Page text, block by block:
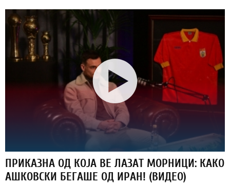
ПРИКАЗНА ОД КОЈА ВЕ ЛАЗАТ МОРНИЦИ: КАКО
АШКОВСКИ БЕГАШЕ ОД ИРАН! (ВИДЕО)